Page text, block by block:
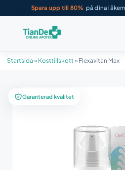
Spara upp till 80% på dina
Startsida » Kosttillskott » Flexavitan Max
Garanterad kvalitet